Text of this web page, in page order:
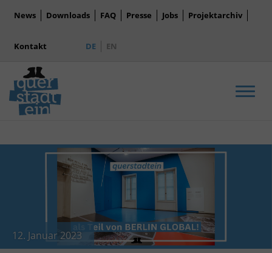
News Downloads FAQ Presse Jobs Projektarchiv
Kontakt DE EN
12. Januar 2023